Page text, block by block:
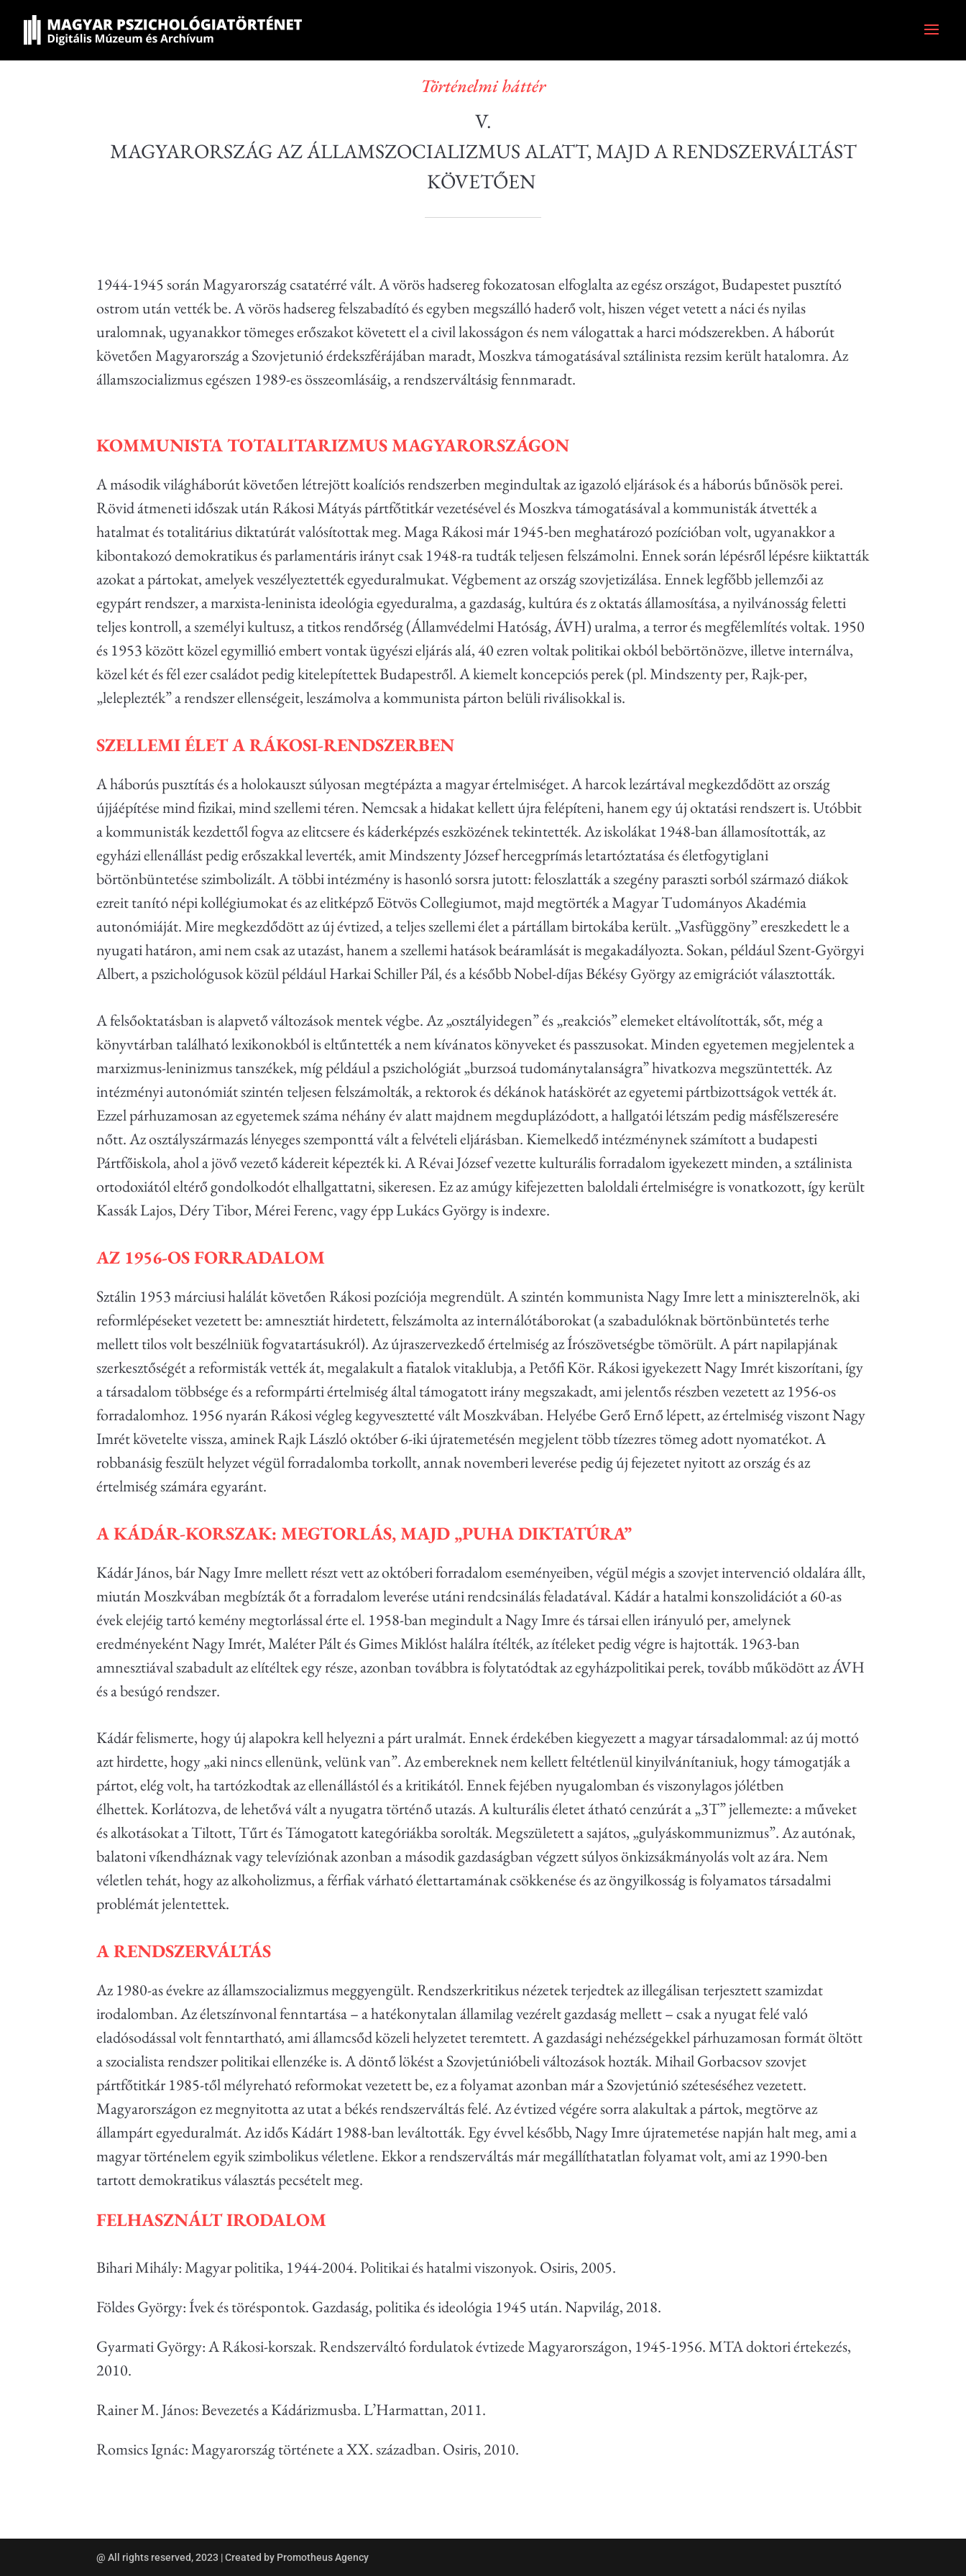
Történelmi háttér
V.
MAGYARORSZÁG AZ ÁLLAMSZOCIALIZMUS ALATT, MAJD A RENDSZERVÁLTÁST
KÖVETŐEN
1944-1945 során Magyarország csatatérré vált. A vörös hadsereg fokozatosan elfoglalta az egész országot, Budapestet pusztító
ostrom után vették be. A vörös hadsereg felszabadító és egyben megszálló haderő volt, hiszen véget vetett a náci és nyilas
uralomnak, ugyanakkor tömeges erőszakot követett el a civil lakosságon és nem válogattak a harci módszerekben. A háborút
követően Magyarország a Szovjetunió érdekszférájában maradt, Moszkva támogatásával sztálinista rezsim került hatalomra. Az
államszocializmus egészen 1989-es összeomlásáig, a rendszerváltásig fennmaradt.
KOMMUNISTA TOTALITARIZMUS MAGYARORSZÁGON
A második világháborút követően létrejött koalíciós rendszerben megindultak az igazoló eljárások és a háborús bűnösök perei.
Rövid átmeneti időszak után Rákosi Mátyás pártfőtitkár vezetésével és Moszkva támogatásával a kommunisták átvették a
hatalmat és totalitárius diktatúrát valósítottak meg. Maga Rákosi már 1945-ben meghatározó pozícióban volt, ugyanakkor a
kibontakozó demokratikus és parlamentáris irányt csak 1948-ra tudták teljesen felszámolni. Ennek során lépésről lépésre kiiktatták
azokat a pártokat, amelyek veszélyeztették egyeduralmukat. Végbement az ország szovjetizálása. Ennek legfőbb jellemzői az
egypárt rendszer, a marxista-leninista ideológia egyeduralma, a gazdaság, kultúra és z oktatás államosítása, a nyilvánosság feletti
teljes kontroll, a személyi kultusz, a titkos rendőrség (Államvédelmi Hatóság, ÁVH) uralma, a terror és megfélemlítés voltak. 1950
és 1953 között közel egymillió embert vontak ügyészi eljárás alá, 40 ezren voltak politikai okból bebörtönözve, illetve internálva,
közel két és fél ezer családot pedig kitelepítettek Budapestről. A kiemelt koncepciós perek (pl. Mindszenty per, Rajk-per,
„leleplezték” a rendszer ellenségeit, leszámolva a kommunista párton belüli riválisokkal is.
SZELLEMI ÉLET A RÁKOSI-RENDSZERBEN
A háborús pusztítás és a holokauszt súlyosan megtépázta a magyar értelmiséget. A harcok lezártával megkezdődött az ország
újjáépítése mind fizikai, mind szellemi téren. Nemcsak a hidakat kellett újra felépíteni, hanem egy új oktatási rendszert is. Utóbbit
a kommunisták kezdettől fogva az elitcsere és káderképzés eszközének tekintették. Az iskolákat 1948-ban államosították, az
egyházi ellenállást pedig erőszakkal leverték, amit Mindszenty József hercegprímás letartóztatása és életfogytiglani
börtönbüntetése szimbolizált. A többi intézmény is hasonló sorsra jutott: feloszlatták a szegény paraszti sorból származó diákok
ezreit tanító népi kollégiumokat és az elitképző Eötvös Collegiumot, majd megtörték a Magyar Tudományos Akadémia
autonómiáját. Mire megkezdődött az új évtized, a teljes szellemi élet a pártállam birtokába került. „Vasfüggöny” ereszkedett le a
nyugati határon, ami nem csak az utazást, hanem a szellemi hatások beáramlását is megakadályozta. Sokan, például Szent-Györgyi
Albert, a pszichológusok közül például Harkai Schiller Pál, és a később Nobel-díjas Békésy György az emigrációt választották.
A felsőoktatásban is alapvető változások mentek végbe. Az „osztályidegen” és „reakciós” elemeket eltávolították, sőt, még a
könyvtárban található lexikonokból is eltűntették a nem kívánatos könyveket és passzusokat. Minden egyetemen megjelentek a
marxizmus-leninizmus tanszékek, míg például a pszichológiát „burzsoá tudománytalanságra” hivatkozva megszüntették. Az
intézményi autonómiát szintén teljesen felszámolták, a rektorok és dékánok hatáskörét az egyetemi pártbizottságok vették át.
Ezzel párhuzamosan az egyetemek száma néhány év alatt majdnem megduplázódott, a hallgatói létszám pedig másfélszeresére
nőtt. Az osztályszármazás lényeges szemponttá vált a felvételi eljárásban. Kiemelkedő intézménynek számított a budapesti
Pártfőiskola, ahol a jövő vezető kádereit képezték ki. A Révai József vezette kulturális forradalom igyekezett minden, a sztálinista
ortodoxiától eltérő gondolkodót elhallgattatni, sikeresen. Ez az amúgy kifejezetten baloldali értelmiségre is vonatkozott, így került
Kassák Lajos, Déry Tibor, Mérei Ferenc, vagy épp Lukács György is indexre.
AZ 1956-OS FORRADALOM
Sztálin 1953 márciusi halálát követően Rákosi pozíciója megrendült. A szintén kommunista Nagy Imre lett a miniszterelnök, aki
reformlépéseket vezetett be: amnesztiáthirdetett, felszámolta az internálótáborokat (a szabadulóknak börtönbüntetés terhe
mellett tilos volt beszélniük fogvatartásukról).Az újraszervezkedő értelmiség az Írószövetségbe tömörült. A párt napilapjának
szerkesztőségét a reformisták vették át, megalakult a fiatalok vitaklubja, a Petőfi Kör. Rákosi igyekezett Nagy Imrét kiszorítani, így
a társadalom többsége és a reformpárti értelmiség által támogatott irány megszakadt, ami jelentős részben vezetett az 1956-os
forradalomhoz. 1956 nyarán Rákosi végleg kegyvesztetté vált Moszkvában. Helyébe Gerő Ernő lépett, az értelmiség viszont Nagy
Imrét követelte vissza, aminek Rajk László október 6-iki újratemetésén megjelent több tízezres tömeg adott nyomatékot. A
robbanásig feszült helyzet végül forradalomba torkollt, annak novemberi leverése pedig új fejezetet nyitott az ország és az
értelmiség számára egyaránt.
A KÁDÁR-KORSZAK: MEGTORLÁS, MAJD „PUHA DIKTATÚRA”
Kádár János, bár Nagy Imre mellett részt vett az októberi forradalom eseményeiben, végül mégis a szovjet intervenció oldalára állt,
miután Moszkvában megbízták őt a forradalom leverése utáni rendcsinálás feladatával. Kádár a hatalmi konszolidációt a 60-as
évek elejéig tartó kemény megtorlással érte el. 1958-ban megindult a Nagy Imre és társai ellen irányuló per, amelynek
eredményeként Nagy Imrét, Maléter Pált és Gimes Miklóst halálra ítélték, az ítéleket pedig végre is hajtották. 1963-ban
amnesztiával szabadult az elítéltek egy része, azonban továbbra is folytatódtak az egyházpolitikai perek, tovább működött az ÁVH
és a besúgó rendszer.
Kádár felismerte, hogy új alapokra kell helyezni a párt uralmát. Ennek érdekében kiegyezett a magyar társadalommal: az új mottó
azt hirdette, hogy „aki nincs ellenünk, velünk van”. Az embereknek nem kellett feltétlenül kinyilvánítaniuk, hogy támogatják a
pártot, elég volt, ha tartózkodtak az ellenállástól és a kritikától. Ennek fejében nyugalomban és viszonylagos jólétben
élhettek. Korlátozva, de lehetővá vált a nyugatra történő utazás. A kulturális életet átható cenzúrát a „3T” jellemezte: a műveket
és alkotásokat a Tiltott, Tűrt és Támogatott kategóriákba sorolták. Megszületett a sajátos, „gulyáskommunizmus”. Az autónak,
balatoni víkendháznak vagy televíziónak azonban a második gazdaságban végzett súlyos önkizsákmányolás volt az ára. Nem
véletlen tehát, hogy az alkoholizmus, a férfiak várható élettartamának csökkenése és az öngyilkosság is folyamatos társadalmi
problémát jelentettek.
A RENDSZERVÁLTÁS
Az 1980-as évekre az államszocializmus meggyengült. Rendszerkritikus nézetek terjedtek az illegálisan terjesztett szamizdat
irodalomban. Az életszínvonal fenntartása – a hatékonytalan államilag vezérelt gazdaság mellett – csak a nyugat felé való
eladósodással volt fenntartható, ami államcsőd közeli helyzetet teremtett. A gazdasági nehézségekkel párhuzamosan formát öltött
a szocialista rendszer politikai ellenzéke is. A döntő lökést a Szovjetúnióbeli változások hozták. Mihail Gorbacsovszovjet
pártfőtitkár 1985-től mélyreható reformokat vezetett be, ez a folyamat azonban már a Szovjetúnió széteséséhez vezetett.
Magyarországon ez megnyitotta az utat a békés rendszerváltás felé. Azévtized végére sorra alakultak a pártok, megtörve az
állampárt egyeduralmát. Az idős Kádárt 1988-ban leváltották. Egy évvel később, Nagy Imre újratemetése napján halt meg, ami a
magyar történelem egyik szimbolikus véletlene. Ekkor a rendszerváltás már megállíthatatlan folyamat volt, ami az 1990-ben
tartott demokratikus választás pecsételt meg.
FELHASZNÁLT IRODALOM
Bihari Mihály: Magyar politika, 1944-2004. Politikai és hatalmi viszonyok. Osiris, 2005.
Földes György: Ívek és töréspontok. Gazdaság, politika és ideológia 1945 után. Napvilág, 2018.
Gyarmati György: A Rákosi-korszak. Rendszerváltó fordulatok évtizede Magyarországon, 1945-1956. MTA doktori értekezés,
2010.
Rainer M. János: Bevezetés a Kádárizmusba. L’Harmattan, 2011.
Romsics Ignác: Magyarország története a XX. században. Osiris, 2010.
@ All rights reserved, 2023 | Created by Promotheus Agency